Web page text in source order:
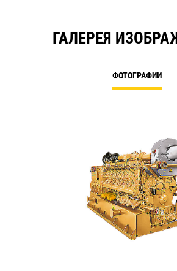
ГАЛЕРЕЯ
ФОТОГРАФИИ